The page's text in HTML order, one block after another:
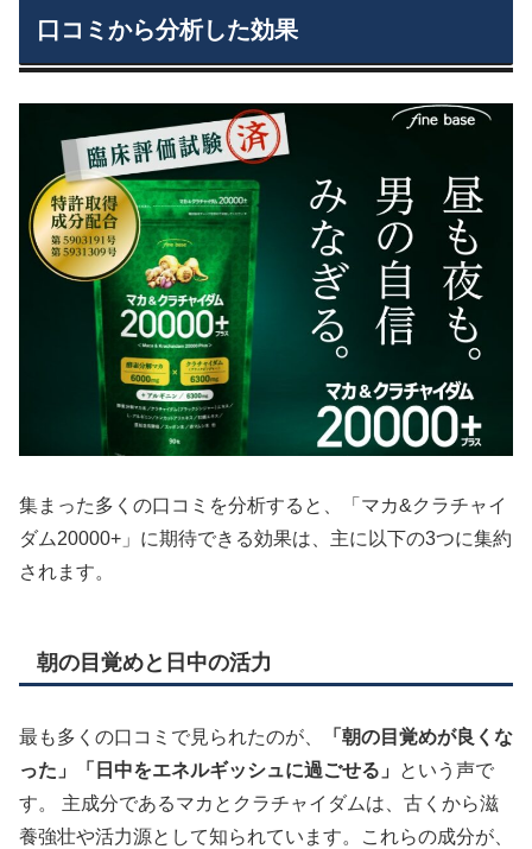
口コミから分析した効果
集まった多くの口コミを分析すると、「マカ&クラチャイ
ダム20000+」に期待できる効果は、主に以下の3つに集約
されます。
朝の目覚めと日中の活力
最も多くの口コミで見られたのが、
「朝の目覚めが良くな
った」「日中をエネルギッシュに過ごせる」
という声で
す。 主成分であるマカとクラチャイダムは、古くから滋
養強壮や活力源として知られています。これらの成分が、